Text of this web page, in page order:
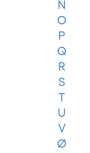
N
O
P
Q
R
S
T
U
V
Ø